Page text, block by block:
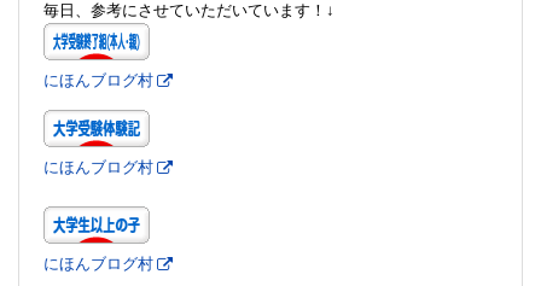
毎日、参考にさせていただいています！↓
にほんブログ村
にほんブログ村
にほんブログ村